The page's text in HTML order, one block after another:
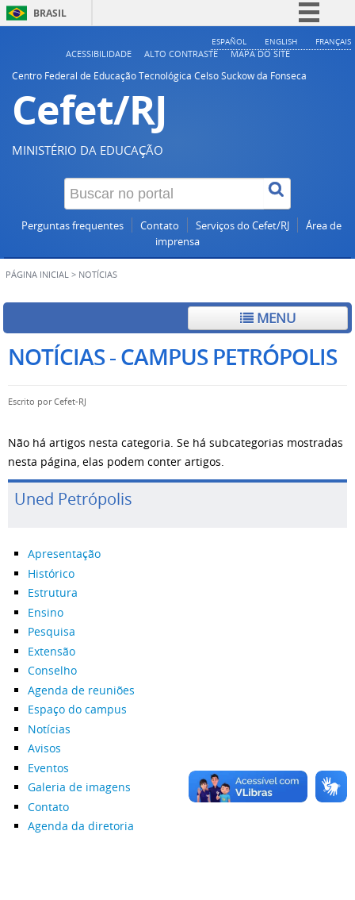
BRASIL
Simplifique!
ESPAÑOL ENGLISH FRANÇAIS
ACESSIBILIDADE ALTO CONTRASTE
MAPA DO SITE
Centro Federal de Educação Tecnológica Celso Suckow da Fonseca
Cefet/RJ
MINISTÉRIO DA EDUCAÇÃO
Perguntas frequentes Contato Serviços do Cefet/RJ
Área de
imprensa
PÁGINA INICIAL > NOTÍCIAS
MENU
NOTÍCIAS - CAMPUS PETRÓPOLIS
Escrito porCefet-RJ
Não há artigos nesta categoria. Se há subcategorias mostradas
nesta página, elas podem conter artigos.
Uned Petrópolis
Apresentação
Histórico
Estrutura
Ensino
Pesquisa
Extensão
Conselho
Agenda de reuniões
Espaço do campus
Notícias
Avisos
Eventos
Galeria de imagens
Contato
Agenda da diretoria